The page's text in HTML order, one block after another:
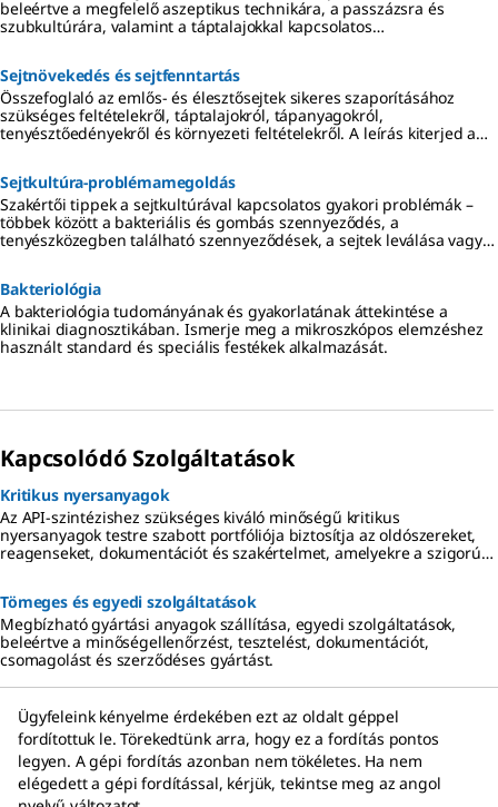
beleértve a megfelelő aszeptikus technikára, a passzázsra és
szubkultúrára, valamint a táptalajokkal kapcsolatos
Sejtnövekedés és sejtfenntartás
Összefoglaló az emlős- és élesztősejtek sikeres szaporításához
szükséges feltételekről, táptalajokról, tápanyagokról,
tenyésztőedényekről és környezeti feltételekről. A leírás kiterjed a
Sejtkultúra-problémamegoldás
Szakértői tippek a sejtkultúrával kapcsolatos gyakori problémák –
többek között a bakteriális és gombás szennyeződés, a
tenyészközegben található szennyeződések, a sejtek leválása vagy
Bakteriológia
A bakteriológia tudományának és gyakorlatának áttekintése a
klinikai diagnosztikában. Ismerje meg a mikroszkópos elemzéshez
használt standard és speciális festékek alkalmazását.
Kapcsolódó Szolgáltatások
Kritikus nyersanyagok
Az API-szintézishez szükséges kiváló minőségű kritikus
nyersanyagok testre szabott portfóliója biztosítja az oldószereket,
reagenseket, dokumentációt és szakértelmet, amelyekre a szigorú
-gyártás minden területén.
Tömeges és egyedi szolgáltatások
Megbízható gyártási anyagok szállítása, egyedi szolgáltatások,
beleértve a minőségellenőrzést, tesztelést, dokumentációt,
csomagolást és szerződéses gyártást.
Ügyfeleink kényelme érdekében ezt az oldalt géppel
fordítottuk le. Törekedtünk arra, hogy ez a fordítás pontos
legyen. A gépi fordítás azonban nem tökéletes. Ha nem
elégedett a gépi fordítással, kérjük, tekintse meg az angol